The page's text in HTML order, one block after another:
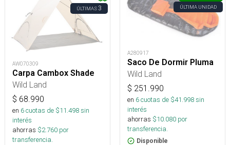
ÚLTIMAS3
AW070309
Carpa Cambox Shade
Wild Land
$ 68.990
en 6cuotas de $11.498sin
interés
ahorras $2.760 por
transferencia.
ÚLTIMA UNIDAD
A280917
Saco De Dormir Pluma
Wild Land
$ 251.990
en 6cuotas de $41.998sin
interés
ahorras $10.080 por
transferencia.
Disponible